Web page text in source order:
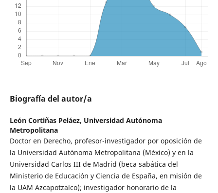
Biografía del autor/a
León Cortiñas Peláez, Universidad Autónoma
Metropolitana
Doctor en Derecho, profesor-investigador por oposición de
la Universidad Autónoma Metropolitana (México) y en la
Universidad Carlos III de Madrid (beca sabática del
Ministerio de Educación y Ciencia de España, en misión de
la UAM Azcapotzalco); investigador honorario de la